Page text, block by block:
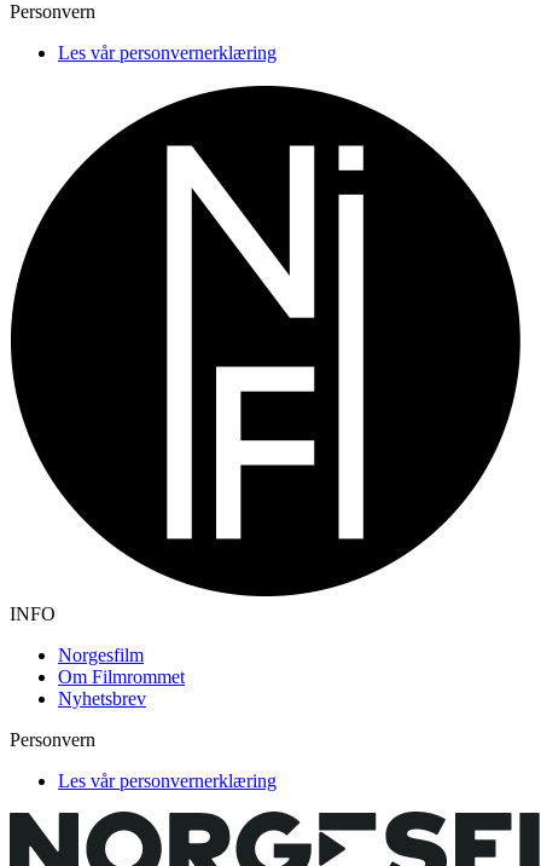
Personvern
Les vår personvernerklæring
INFO
Norgesfilm
Om Filmrommet
Nyhetsbrev
Personvern
Les vår personvernerklæring